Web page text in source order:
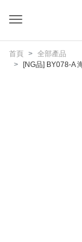
首頁
全部產品
[NG品] BY078-A